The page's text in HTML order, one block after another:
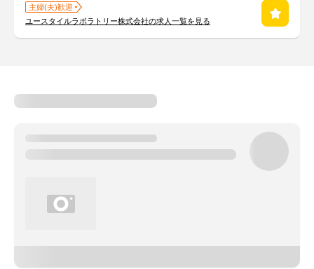
主婦(夫)歓迎
ユースタイルラボラトリー株式会社の求人一覧を見る